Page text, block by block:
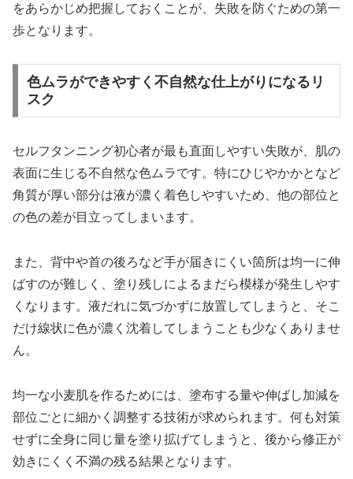
をあらかじめ把握しておくことが、失敗を防ぐための第一
歩となります。
色ムラができやすく不自然な仕上がりになるリ
スク
セルフタンニング初心者が最も直面しやすい失敗が、肌の
表面に生じる不自然な色ムラです。特にひじやかかとなど
角質が厚い部分は液が濃く着色しやすいため、他の部位と
の色の差が目立ってしまいます。
また、背中や首の後ろなど手が届きにくい箇所は均一に伸
ばすのが難しく、塗り残しによるまだら模様が発生しやす
くなります。液だれに気づかずに放置してしまうと、そこ
だけ線状に色が濃く沈着してしまうことも少なくありませ
ん。
均一な小麦肌を作るためには、塗布する量や伸ばし加減を
部位ごとに細かく調整する技術が求められます。何も対策
せずに全身に同じ量を塗り拡げてしまうと、後から修正が
効きにくく不満の残る結果となります。